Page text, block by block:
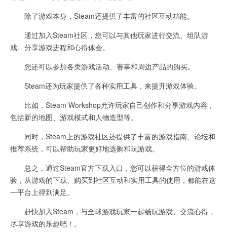
除了游戏本身，Steam还提供了丰富的社区互动功能。
通过加入Steam社区，您可以与其他玩家进行交流、组队游
戏、分享游戏进程和心得体会。
您还可以参加各类游戏活动、赛事和周边产品的购买。
Steam还为玩家提供了各种实用工具，来提升游戏体验。
比如，Steam Workshop允许玩家自己创作和分享游戏内容，
包括新的地图、游戏模式和人物造型等。
同时，Steam上的游戏社区还提供了丰富的游戏指南、论坛和
推荐系统，可以帮助玩家更好地选购和玩游戏。
总之，通过Steam官方下载入口，您可以获得全方位的游戏体
验，从游戏的下载、购买到社区互动和实用工具的使用，都能在这
一平台上得到满足。
赶快加入Steam，与全球游戏玩家一起畅玩游戏、交流心得，
尽享游戏的乐趣吧！。